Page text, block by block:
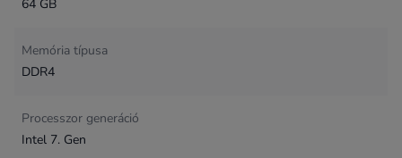
64 GB
Memória típusa
DDR4
Processzor generáció
Intel 7. Gen